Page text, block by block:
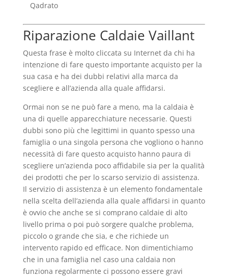
Qadrato
Riparazione Caldaie Vaillant
Questa frase è molto cliccata su Internet da chi ha
intenzione di fare questo importante acquisto per la
sua casa e ha dei dubbi relativi alla marca da
scegliere e all’azienda alla quale affidarsi.
Ormai non se ne può fare a meno, ma la caldaia è
una di quelle apparecchiature necessarie. Questi
dubbi sono più che legittimi in quanto spesso una
famiglia o una singola persona che vogliono o hanno
necessità di fare questo acquisto hanno paura di
scegliere un’azienda poco affidabile sia per la qualità
dei prodotti che per lo scarso servizio di assistenza.
Il servizio di assistenza è un elemento fondamentale
nella scelta dell’azienda alla quale affidarsi in quanto
è ovvio che anche se si comprano caldaie di alto
livello prima o poi può sorgere qualche problema,
piccolo o grande che sia, e che richiede un
intervento rapido ed efficace. Non dimentichiamo
che in una famiglia nel caso una caldaia non
funziona regolarmente ci possono essere gravi